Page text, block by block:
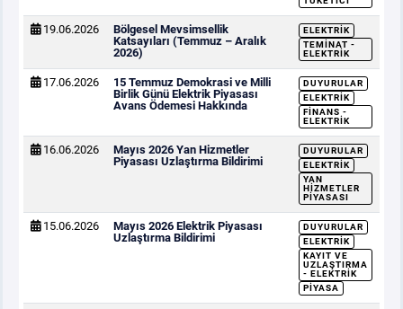
19.06.2026
Bölgesel Mevsimsellik
Katsayıları (Temmuz – Aralık
2026)
ELEKTRIK
TEMINAT -
ELEKTRIK
17.06.2026
15 Temmuz Demokrasi ve Milli
Birlik Günü Elektrik Piyasası
Avans Ödemesi Hakkında
DUYURULAR
ELEKTRIK
FINANS -
ELEKTRIK
16.06.2026
Mayıs 2026 Yan Hizmetler
Piyasası Uzlaştırma Bildirimi
DUYURULAR
ELEKTRIK
YAN
HIZMETLER
PIYASASI
15.06.2026
Mayıs 2026 Elektrik Piyasası
Uzlaştırma Bildirimi
DUYURULAR
ELEKTRIK
KAYIT VE
UZLAŞTIRMA
- ELEKTRIK
PIYASA